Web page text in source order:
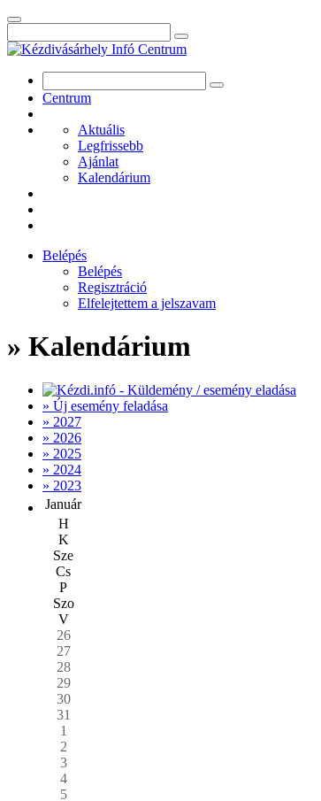
Centrum
Aktuális
Legfrissebb
Ajánlat
Kalendárium
Belépés
Belépés
Regisztráció
Elfelejtettem a jelszavam
» Kalendárium
» Új esemény feladása
» 2027
» 2026
» 2025
» 2024
» 2023
Január
H
K
Sze
Cs
P
Szo
V
26
27
28
29
30
31
1
2
3
4
5